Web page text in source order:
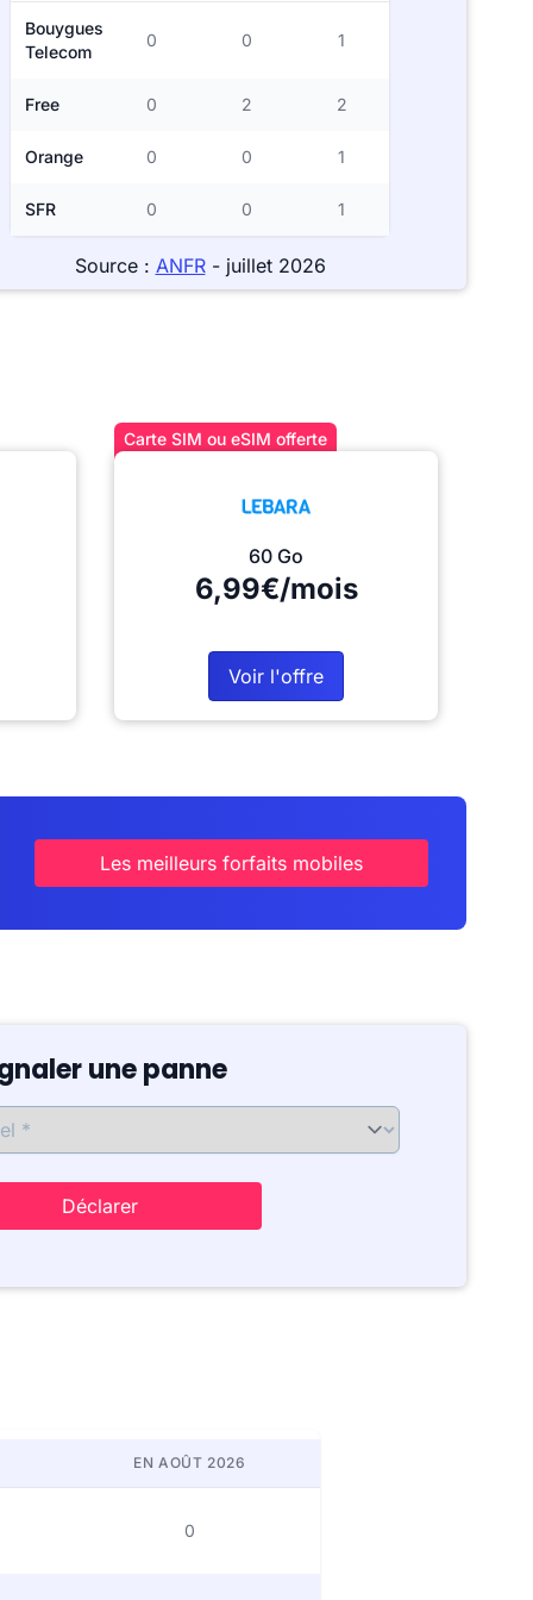
Bouygues
Telecom
0 0 1
Free 0 2 2
Orange 0 0 1
SFR 0 0 1
Source : ANFR- juillet 2026
Carte SIM ou eSIM offerte
60 Go
6,99€/mois
Voir l'offre
Les meilleurs forfaits mobiles
une panne
Déclarer
EN AOÛT 2026
0